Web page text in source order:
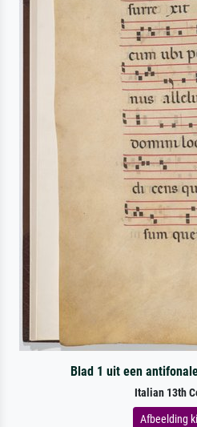
Blad 1 uit een
Italian 13th
Afbeelding